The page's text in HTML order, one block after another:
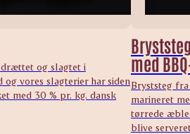
og slagtet i
vores slagterier har siden
med 30 % pr. kg. dansk
med
Bryststeg
marineret
tørrede
blive